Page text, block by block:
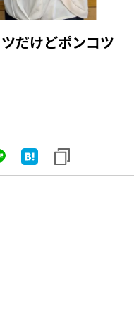
だけどポンコツ